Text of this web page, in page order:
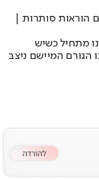
הוראות סותרות |
מתחיל כשיש
המיישם ניצב